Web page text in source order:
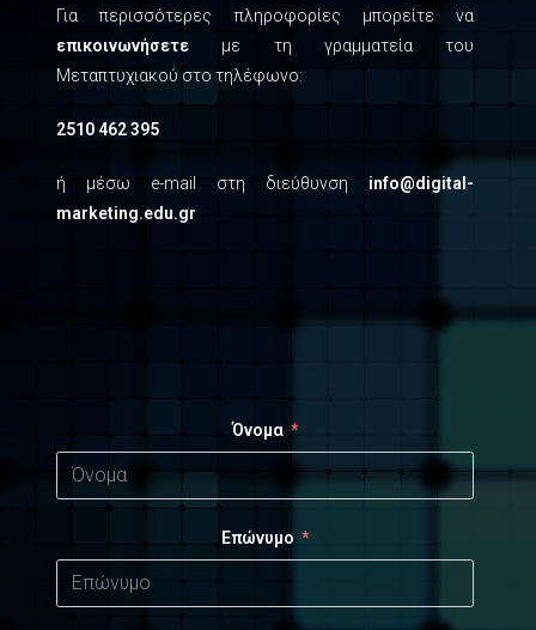
Για περισσότερες πληροφορίες μπορείτε να
επικοινωνήσετε
με τη γραμματεία του
Μεταπτυχιακού στο τηλέφωνο:
2510 462 395
ή μέσω e-mail στη διεύθυνση info@digital-
marketing.edu.gr
Όνομα
Επώνυμο